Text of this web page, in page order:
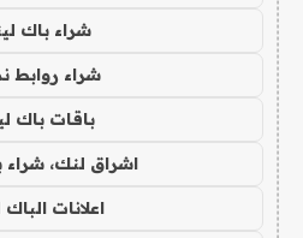
شراء باك
شراء روابط
باقات باك
اشراق لنك، شراء
اعلانات